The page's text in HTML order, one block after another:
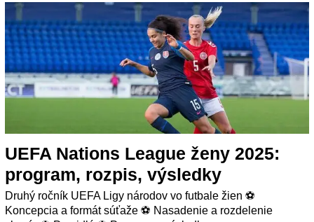
UEFA Nations League ženy 2025:
program, rozpis, výsledky
Druhý ročník UEFA Ligy národov vo futbale žien ⚽
Koncepcia a formát súťaže ⚽ Nasadenie a rozdelenie